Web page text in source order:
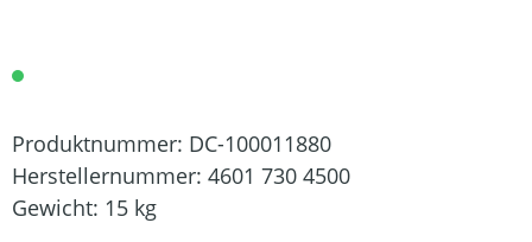
Produktnummer: DC-100011880
Herstellernummer: 4601 730 4500
Gewicht: 15 kg